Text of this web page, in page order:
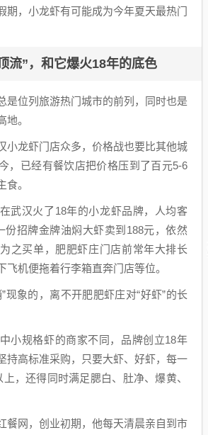
期，小龙虾有可能成为今年夏天最热门
流”，和它爆火18年的底色
是位列旅游热门城市的前列，同时也是
。
小龙虾门店众多，价格战也要比其他城
，已经有餐饮店把价格压到了百元5-6
食。
武汉火了18年的小龙虾品牌，人均客
份招牌金牌油焖大虾卖到188元，依然
之买单，肥肥虾庄门店前常年大排长
飞机便拖着行李箱直奔门店等位。
现象的，离不开肥肥虾庄对“好虾”的长
小规格虾的商家不同，品牌创立18年
持高标准采购，只要大虾、好虾，每一
，还得同时满足腮白、肚净、爆黄、
餐网，创业初期，他每天清晨亲自到市